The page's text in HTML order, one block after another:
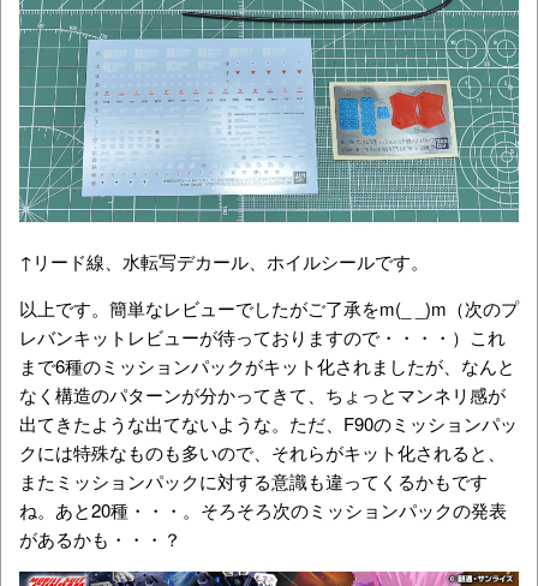
↑リード線、水転写デカール、ホイルシールです。
以上です。簡単なレビューでしたがご了承をm(_ _)m（次のプ
レバンキットレビューが待っておりますので・・・・）これ
まで6種のミッションパックがキット化されましたが、なんと
なく構造のパターンが分かってきて、ちょっとマンネリ感が
出てきたような出てないような。ただ、F90のミッションパッ
クには特殊なものも多いので、それらがキット化されると、
またミッションパックに対する意識も違ってくるかもです
ね。あと20種・・・。そろそろ次のミッションパックの発表
があるかも・・・？